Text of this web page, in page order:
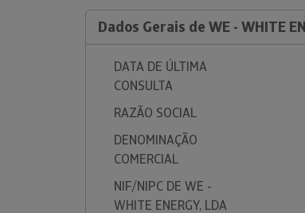
Dados Gerais de WE - WHITE
DATA DE ÚLTIMA
CONSULTA
RAZÃO SOCIAL
DENOMINAÇÃO
COMERCIAL
NIF/NIPC DE WE -
WHITE ENERGY, LDA